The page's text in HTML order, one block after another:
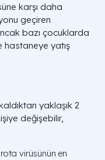
karşı daha
geçiren
bazı çocuklarda
yatış
yaklaşık 2
değişebilir,
rota virüsünün en